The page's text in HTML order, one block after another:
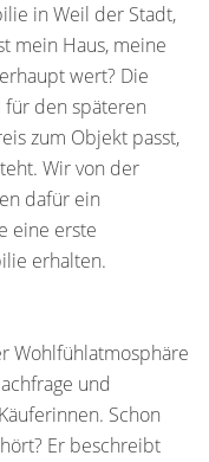
in Weil der Stadt,
mein Haus, meine
wert? Die
für den späteren
zum Objekt passt,
Wir von der
dafür ein
eine erste
erhalten.
Wohlfühlatmosphäre
und
Schon
Er beschreibt